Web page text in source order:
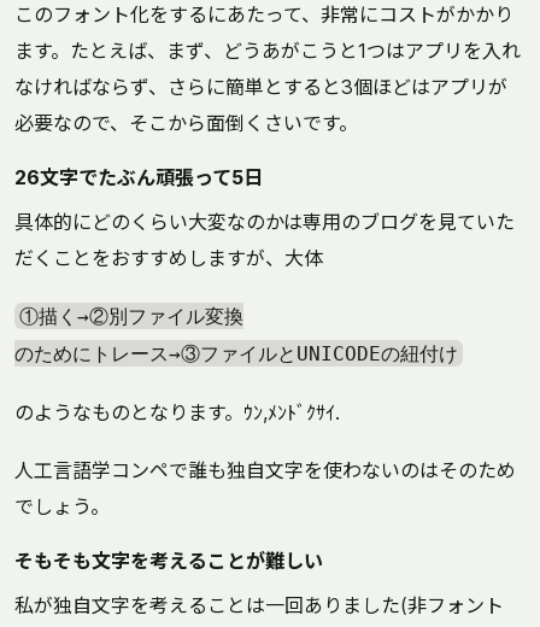
このフォント化をするにあたって、非常にコストがかかり
ます。たとえば、まず、どうあがこうと1つはアプリを入れ
なければならず、さらに簡単とすると3個ほどはアプリが
必要なので、そこから面倒くさいです。
26文字でたぶん頑張って5日
具体的にどのくらい大変なのかは専用のブログを見ていた
だくことをおすすめしますが、大体
①描く→②別ファイル変換
のためにトレース→③ファイルとUNICODEの紐付け
のようなものとなります。ｳﾝ,ﾒﾝﾄﾞｸｻｲ.
人工言語学コンペで誰も独自文字を使わないのはそのため
でしょう。
そもそも文字を考えることが難しい
私が独自文字を考えることは一回ありました(非フォント